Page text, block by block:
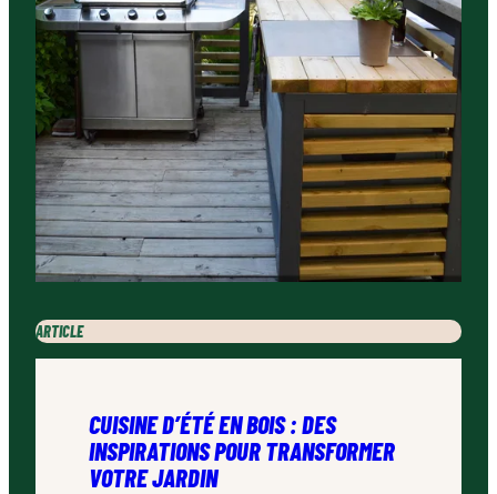
ARTICLE
CUISINE D’ÉTÉ EN BOIS : DES
INSPIRATIONS POUR TRANSFORMER
VOTRE JARDIN